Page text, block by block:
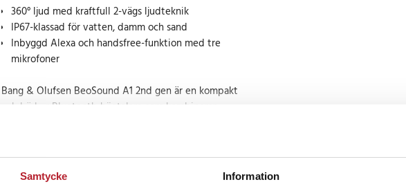
Samtycke Information
360° ljud med kraftfull 2-vägs ljudteknik
IP67-klassad för vatten, damm och sand
Inbyggd Alexa och handsfree-funktion med tre
mikrofoner
Bang & Olufsen BeoSound A1 2nd gen är en kompakt
och bärbar Bluetooth-högtalare som kombinerar
fyllig ljudupplevelse både hemma och på resan.
Den aktiva 2-vägs konstruktionen med separat
Prishistorik